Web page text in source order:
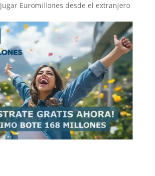
Jugar Euromillones desde el extranjero